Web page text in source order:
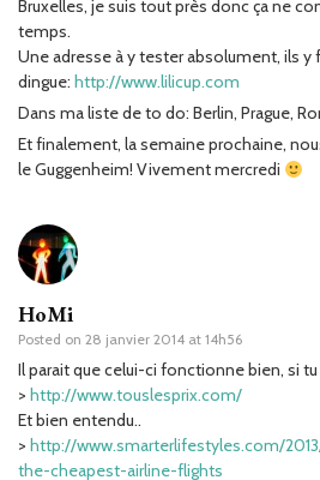
Bruxelles, je suis tout près donc ça ne
temps.
Une adresse à y tester absolument, ils y
dingue: http://www.lilicup.com
Dans ma liste de to do: Berlin, Prague,
Et finalement, la semaine prochaine,
le Guggenheim! Vivement mercredi
HoMi
Posted on 28 janvier 2014 at 14h56
Il parait que celui-ci fonctionne bien, si
> http://www.touslesprix.com/
Et bien entendu..
> http://www.smarterlifestyles.com/
the-cheapest-airline-flights